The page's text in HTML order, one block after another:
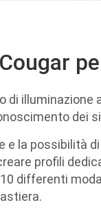
illuminazione
dei
e la possibilità
profili
differenti